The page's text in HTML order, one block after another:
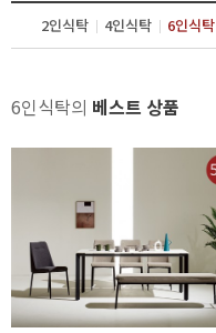
2인식탁 4인식탁 6인식탁
6인식탁의 베스트 상품